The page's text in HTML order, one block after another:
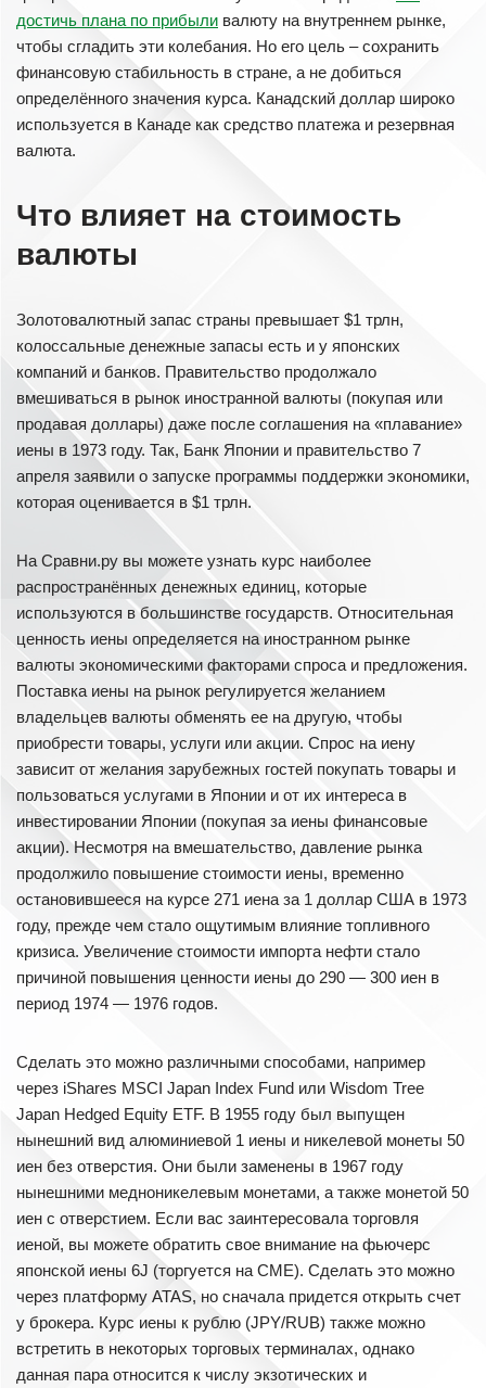
достичь плана по прибыли валюту на внутреннем рынке,
чтобы сгладить эти колебания. Но его цель – сохранить
финансовую стабильность в стране, а не добиться
определённого значения курса. Канадский доллар широко
используется в Канаде как средство платежа и резервная
валюта.
Что влияет на стоимость
валюты
Золотовалютный запас страны превышает $1 трлн,
колоссальные денежные запасы есть и у японских
компаний и банков. Правительство продолжало
вмешиваться в рынок иностранной валюты (покупая или
продавая доллары) даже после соглашения на «плавание»
иены в 1973 году. Так, Банк Японии и правительство 7
апреля заявили о запуске программы поддержки экономики,
которая оценивается в $1 трлн.
На Сравни.ру вы можете узнать курс наиболее
распространённых денежных единиц, которые
используются в большинстве государств. Относительная
ценность иены определяется на иностранном рынке
валюты экономическими факторами спроса и предложения.
Поставка иены на рынок регулируется желанием
владельцев валюты обменять ее на другую, чтобы
приобрести товары, услуги или акции. Спрос на иену
зависит от желания зарубежных гостей покупать товары и
пользоваться услугами в Японии и от их интереса в
инвестировании Японии (покупая за иены финансовые
акции). Несмотря на вмешательство, давление рынка
продолжило повышение стоимости иены, временно
остановившееся на курсе 271 иена за 1 доллар США в 1973
году, прежде чем стало ощутимым влияние топливного
кризиса. Увеличение стоимости импорта нефти стало
причиной повышения ценности иены до 290 — 300 иен в
период 1974 — 1976 годов.
Сделать это можно различными способами, например
через iShares MSCI Japan Index Fund или Wisdom Tree
Japan Hedged Equity ETF. В 1955 году был выпущен
нынешний вид алюминиевой 1 иены и никелевой монеты 50
иен без отверстия. Они были заменены в 1967 году
нынешними медноникелевым монетами, а также монетой 50
иен с отверстием. Если вас заинтересовала торговля
иеной, вы можете обратить свое внимание на фьючерс
японской иены 6J (торгуется на СМЕ). Сделать это можно
через платформу ATAS, но сначала придется открыть счет
у брокера. Курс иены к рублю (JPY/RUB) также можно
встретить в некоторых торговых терминалах, однако
данная пара относится к числу экзотических и